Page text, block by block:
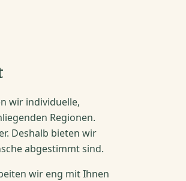
wir individuelle,
Regionen.
Deshalb bieten wir
abgestimmt sind.
wir eng mit Ihnen